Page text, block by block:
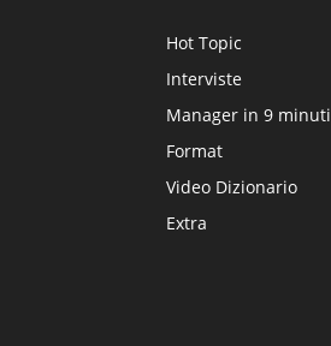
Hot Topic
Interviste
Manager in 9 minuti
Format
Video Dizionario
Extra